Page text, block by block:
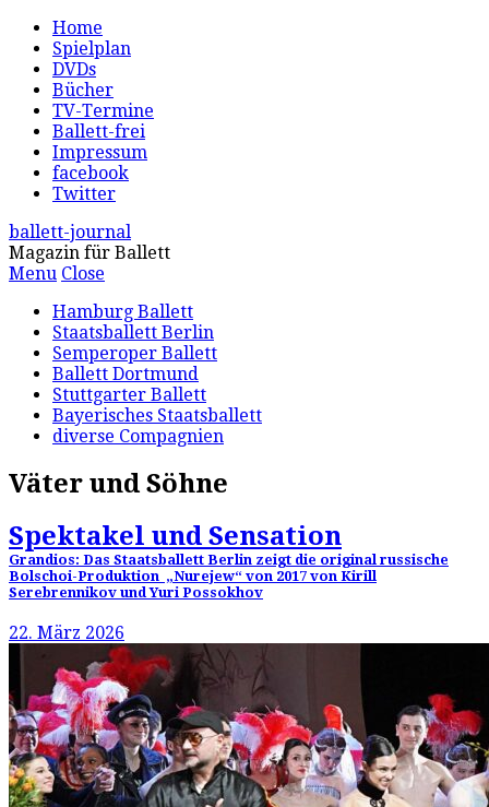
Home
Spielplan
DVDs
Bücher
TV-Termine
Ballett-frei
Impressum
facebook
Twitter
ballett-journal
Magazin für Ballett
Menu Close
Hamburg Ballett
Staatsballett Berlin
Semperoper Ballett
Ballett Dortmund
Stuttgarter Ballett
Bayerisches Staatsballett
diverse Compagnien
Väter und Söhne
Spektakel und Sensation
Grandios: Das Staatsballett Berlin zeigt die original russische
Bolschoi-Produktion „Nurejew“ von 2017 von Kirill
Serebrennikov und Yuri Possokhov
22. März 2026